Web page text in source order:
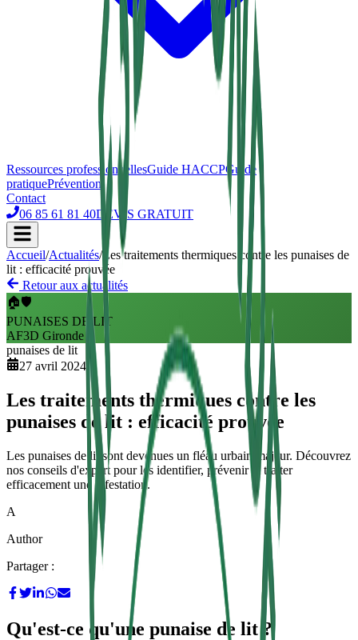
Ressources professionnellesGuide HACCPGuide
pratiquePrévention
Contact
06 85 61 81 40DEVIS GRATUIT
Accueil/Actualités/ Les traitements thermiques contre les punaises de
lit : efficacité prouvée
Retour aux actualités
🏠🛡️
PUNAISES DE LIT
AF3D Gironde
punaises de lit
27 avril 2024
Les traitements thermiques contre les
punaises de lit : efficacité prouvée
Les punaises de lit sont devenues un fléau urbain majeur. Découvrez
nos conseils d'expert pour les identifier, prévenir et traiter
efficacement une infestation.
A
Author
Partager :
Qu'est-ce qu'une punaise de lit ?